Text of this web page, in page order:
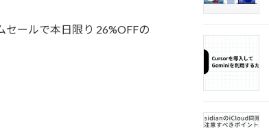
ールで本日限り 26%OFFの